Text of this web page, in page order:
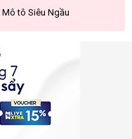
Mô tô Siêu Ngầu